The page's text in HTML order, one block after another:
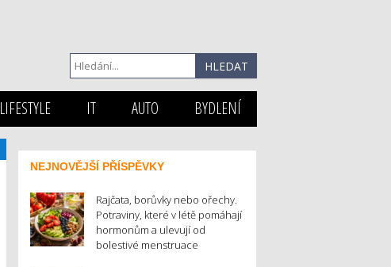
LIFESTYLE IT AUTO BYDLENÍ
NEJNOVĚJŠÍ PŘÍSPĚVKY
Rajčata, borůvky nebo ořechy.
Potraviny, které v létě pomáhají
hormonům a ulevují od
bolestivé menstruace